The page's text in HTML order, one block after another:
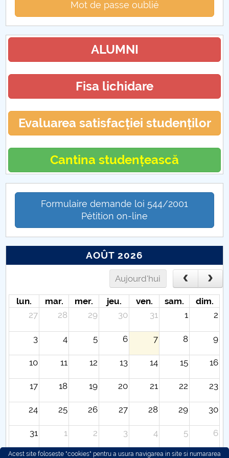
Mot de passe oublié
ALUMNI
Fisa lichidare
Evaluarea satisfacției studenților
Cantina studențească
Formulaire demande loi 544/2001
Pétition on-line
AOÛT 2026
Aujourd'hui
lun. mar. mer. jeu. ven. sam.
dim.
27
28 29 30 31 1 2
3 4 5 6 7 8 9
10 11 12 13 14 15 16
17 18 19 20 21 22 23
24 25 26 27 28 29 30
31 1 2 3 4 5 6
Acest site foloseste "cookies" pentru a usura navigarea in site si numararea